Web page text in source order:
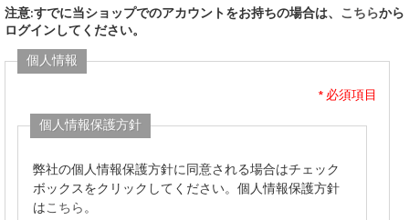
注意:すでに当ショップでのアカウントをお持ちの場合は、 こちらから
ログインしてください。
個人情報
* 必須項目
個人情報保護方針
弊社の個人情報保護方針に同意される場合はチェック
ボックスをクリックしてください。個人情報保護方針
はこちら。